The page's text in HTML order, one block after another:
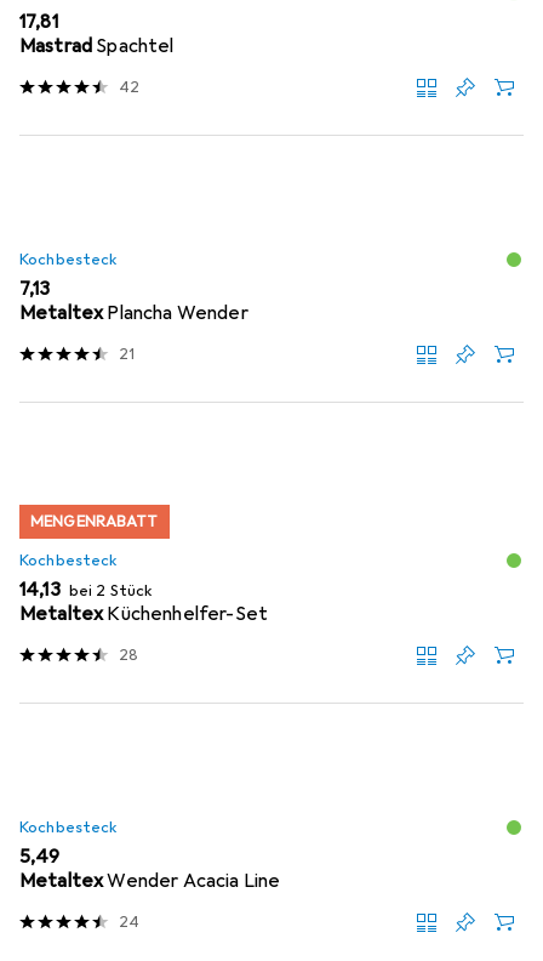
EUR
17,81
Mastrad Spachtel
42
Kochbesteck
EUR
7,13
MetaltexPlancha Wender
21
MENGENRABATT
Kochbesteck
EUR
14,13 bei 2 Stück
MetaltexKüchenhelfer-Set
28
Kochbesteck
EUR
5,49
MetaltexWender Acacia Line
24